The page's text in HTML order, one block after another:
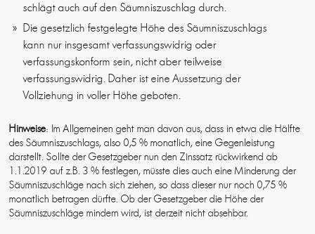
schlägt auch auf den Säumniszuschlag durch.
Die gesetzlich festgelegte Höhe des Säumniszuschlags
kann nur insgesamt verfassungswidrig oder
verfassungskonform sein, nicht aber teilweise
verfassungswidrig. Daher ist eine Aussetzung der
Vollziehung in voller Höhe geboten.
Hinweise: Im Allgemeinen geht man davon aus, dass in etwa die Hälfte
des Säumniszuschlags, also 0,5 % monatlich, eine Gegenleistung
darstellt. Sollte der Gesetzgeber nun den Zinssatz rückwirkend ab
1.1.2019 auf z.B. 3 % festlegen, müsste dies auch eine Minderung der
Säumniszuschläge nach sich ziehen, so dass dieser nur noch 0,75 %
monatlich betragen dürfte. Ob der Gesetzgeber die Höhe der
Säumniszuschläge mindern wird, ist derzeit nicht absehbar.